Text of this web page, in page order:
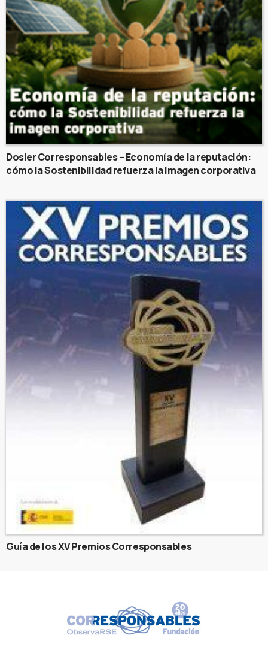
Dosier Corresponsables – Economía de la reputación:
cómo la Sostenibilidad refuerza la imagen corporativa
Guía de los XV Premios Corresponsables